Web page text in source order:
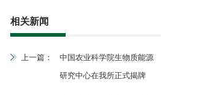
相关新闻
上一篇：
中国农业科学院生物质能源
研究中心在我所正式揭牌